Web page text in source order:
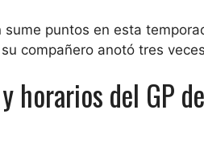
puntos en esta
compañero anotó tres
horarios del GP